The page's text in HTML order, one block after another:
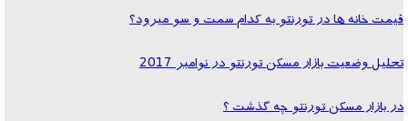
قيمت خانه ها در تورنتو به كدام سمت و سو ميرود؟
تحلیل وضعیت بازار مسکن تورنتو در نوامبر 2017
در بازار مسکن تورنتو چه گذشت ؟